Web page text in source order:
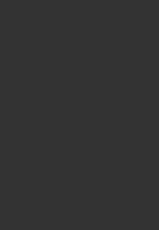
der Dialog geschlossen. Seine Funktionalität ist